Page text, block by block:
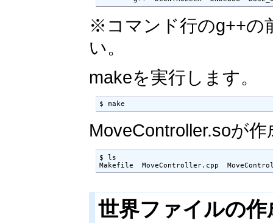
※コマンド行のg++の
い。
makeを実行します。
$ make
MoveController.soが
$ ls
世界ファイルの